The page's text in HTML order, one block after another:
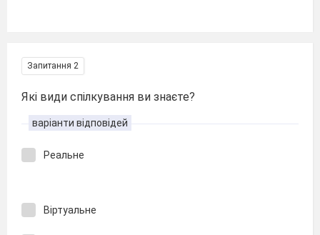
Запитання 2
Які види спілкування ви знаєте?
варіанти відповідей
Реальне
Віртуальне